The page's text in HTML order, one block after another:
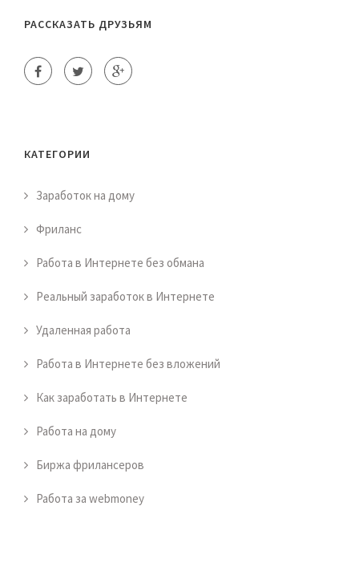
РАССКАЗАТЬ ДРУЗЬЯМ
КАТЕГОРИИ
Заработок на дому
Фриланс
Работа в Интернете без обмана
Реальный заработок в Интернете
Удаленная работа
Работа в Интернете без вложений
Как заработать в Интернете
Работа на дому
Биржа фрилансеров
Работа за webmoney